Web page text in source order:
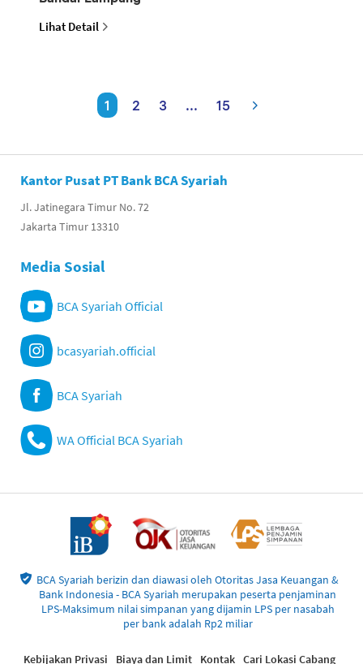
Lihat Detail
1 2 3 ... 15
Kantor Pusat PT Bank BCA Syariah
Jl. Jatinegara Timur No. 72
Jakarta Timur 13310
Media Sosial
BCA Syariah Official
bcasyariah.official
BCA Syariah
WA Official BCA Syariah
BCA Syariah berizin dan diawasi oleh Otoritas Jasa Keuangan &
Bank Indonesia - BCA Syariah merupakan peserta penjaminan
LPS-Maksimum nilai simpanan yang dijamin LPS per nasabah
per bank adalah Rp2 miliar
Kebijakan Privasi Biaya dan Limit Kontak Cari Lokasi Cabang